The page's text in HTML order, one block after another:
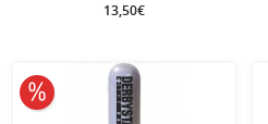
13,50€
10% reduziert